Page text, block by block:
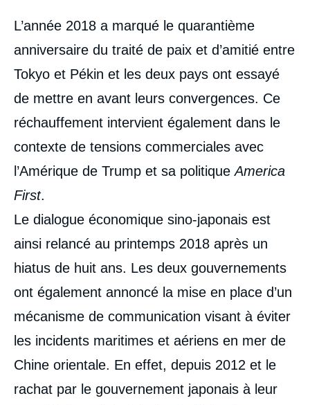
L’année 2018 a marqué le quarantième
anniversaire du traité de paix et d’amitié entre
Tokyo et Pékin et les deux pays ont essayé
de mettre en avant leurs convergences. Ce
réchauffement intervient également dans le
contexte de tensions commerciales avec
l’Amérique de Trump et sa politiqueAmerica
First.
Le dialogue économique sino-japonais est
ainsi relancé au printemps 2018 après un
hiatus de huit ans. Les deux gouvernements
ont également annoncé la mise en place d’un
mécanisme de communication visant à éviter
les incidents maritimes et aériens en mer de
Chine orientale. En effet, depuis 2012 et le
rachat par le gouvernement japonais à leur
majeur à l’ère de la rivalité sino-américaine
? », Articles, Ifri, 18 mars 2019.